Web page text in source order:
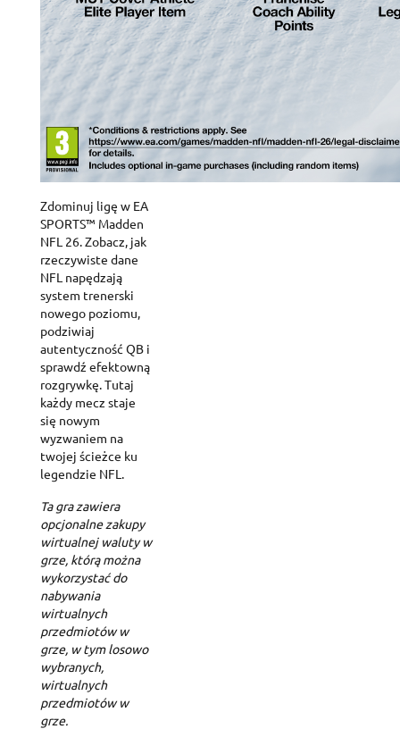
Zdominuj ligę w EA
SPORTS™ Madden
NFL 26. Zobacz, jak
rzeczywiste dane
NFL napędzają
system trenerski
nowego poziomu,
podziwiaj
autentyczność QB i
sprawdź efektowną
rozgrywkę. Tutaj
każdy mecz staje
się nowym
wyzwaniem na
twojej ścieżce ku
legendzie NFL.
Ta gra zawiera
opcjonalne zakupy
wirtualnej waluty w
grze, którą można
wykorzystać do
nabywania
wirtualnych
przedmiotów w
grze, w tym losowo
wybranych,
wirtualnych
przedmiotów w
grze.